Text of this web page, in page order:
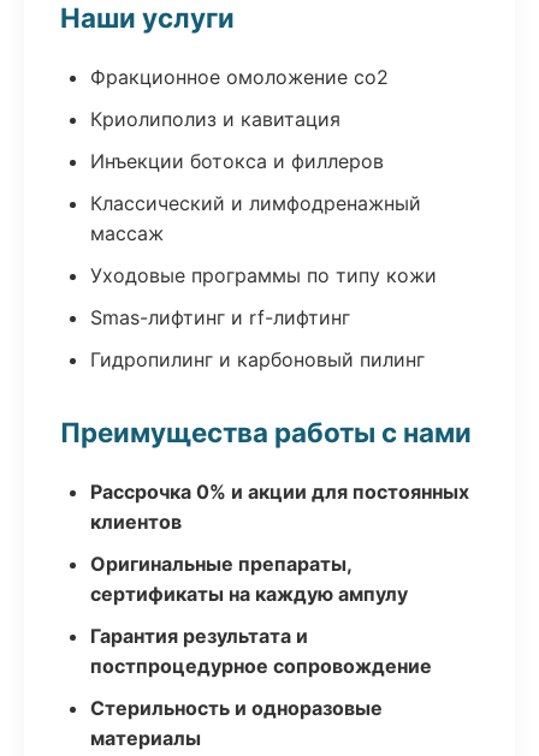
Наши услуги
Фракционное омоложение co2
Криолиполиз и кавитация
Инъекции ботокса и филлеров
Классический и лимфодренажный
массаж
Уходовые программы по типу кожи
Smas-лифтинг и rf-лифтинг
Гидропилинг и карбоновый пилинг
Преимущества работы с нами
Рассрочка 0% и акции для постоянных
клиентов
Оригинальные препараты,
сертификаты на каждую ампулу
Гарантия результата и
постпроцедурное сопровождение
Стерильность и одноразовые
материалы